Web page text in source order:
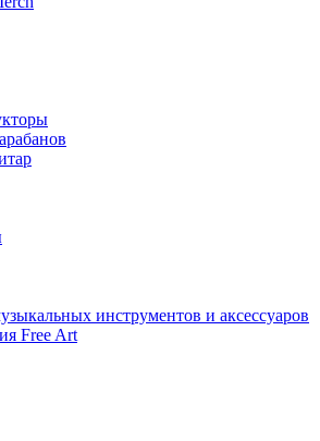
инструментов и аксессуаров
Free Art